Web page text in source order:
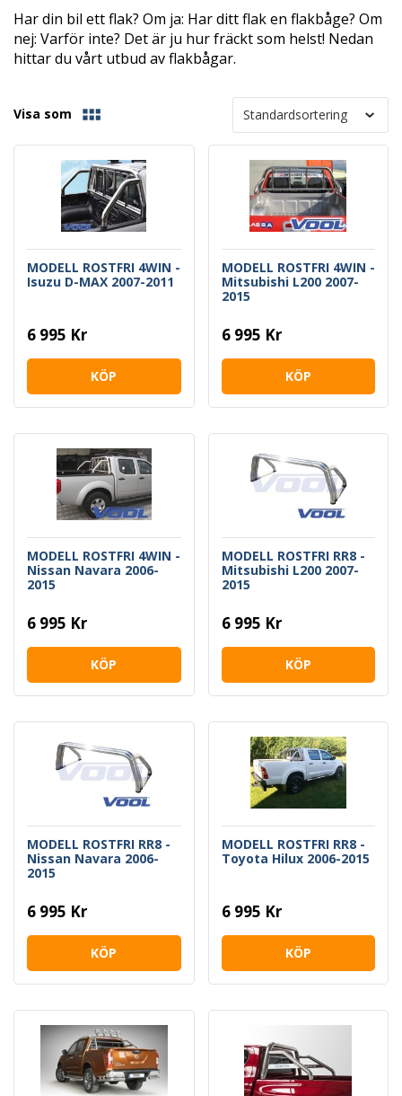
Har din bil ett flak? Om ja: Har ditt flak en flakbåge? Om
nej: Varför inte? Det är ju hur fräckt som helst! Nedan
hittar du vårt utbud av flakbågar.
Visa som
MODELL ROSTFRI 4WIN -
Isuzu D-MAX 2007-2011
6 995 Kr
KÖP
MODELL ROSTFRI 4WIN -
Mitsubishi L200 2007-
2015
6 995 Kr
KÖP
MODELL ROSTFRI 4WIN -
Nissan Navara 2006-
2015
6 995 Kr
KÖP
MODELL ROSTFRI RR8 -
Mitsubishi L200 2007-
2015
6 995 Kr
KÖP
MODELL ROSTFRI RR8 -
Nissan Navara 2006-
2015
6 995 Kr
KÖP
MODELL ROSTFRI RR8 -
Toyota Hilux 2006-2015
6 995 Kr
KÖP